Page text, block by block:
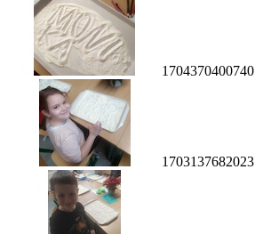
1704370400740
1703137682023